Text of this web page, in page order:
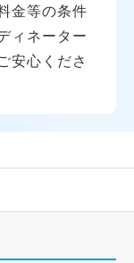
金等の条件
ィネーター
安心くださ